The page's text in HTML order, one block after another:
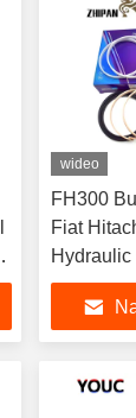
wideo
FH300
Fiat
Hydraulic
Seal